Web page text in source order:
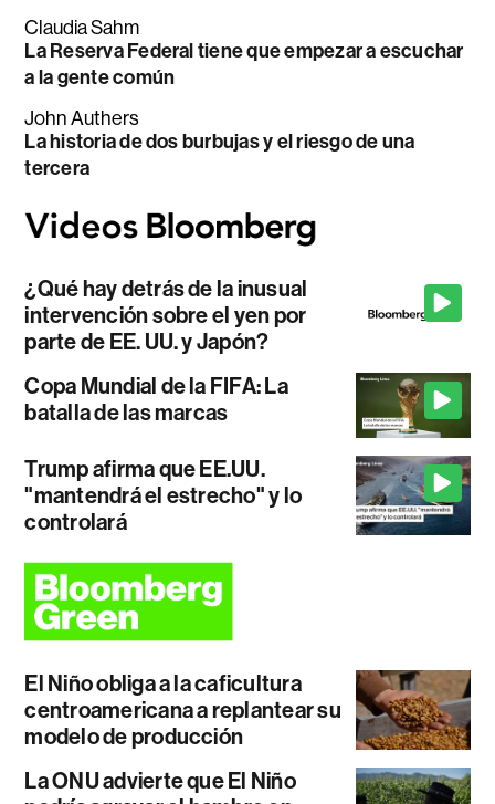
Claudia Sahm
La Reserva Federal tiene que empezar a escuchar
a la gente común
John Authers
La historia de dos burbujas y el riesgo de una
tercera
¿Qué hay detrás de la inusual
intervención sobre el yen por
parte de EE. UU. y Japón?
Copa Mundial de la FIFA: La
batalla de las marcas
Trump afirma que EE.UU.
"mantendrá el estrecho" y lo
controlará
El Niño obliga a la caficultura
centroamericana a replantear su
modelo de producción
La ONU advierte que El Niño